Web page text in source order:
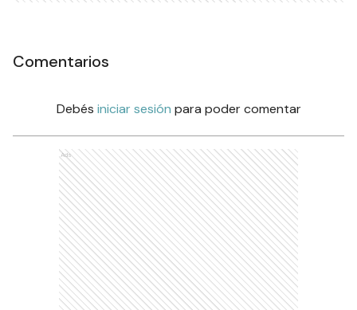
Comentarios
Debés iniciar sesión para poder comentar
Ads